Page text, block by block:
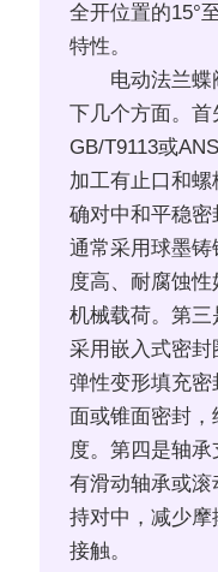
全开位置的15°
特性。
电动法兰
下几个方面。首
GB/T9113或
加工有止口和
确对中和平稳
通常采用球墨
度高、耐腐蚀
机械载荷。第
采用嵌入式密
弹性变形填充
面或锥面密封
度。第四是轴
有滑动轴承或
持对中，减少
接触。